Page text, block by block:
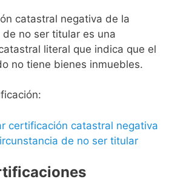
catastral negativa de la
no ser titular es una
literal que indica que el
no tiene bienes inmuebles.
certificación catastral negativa
de no ser titular